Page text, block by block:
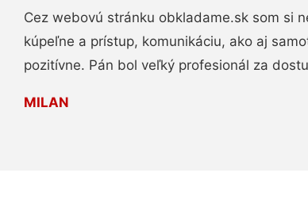
Cez webovú stránku obkladame.sk som si
kúpeľne a prístup, komunikáciu, ako aj
pozitívne. Pán bol veľký profesionál za
MILAN